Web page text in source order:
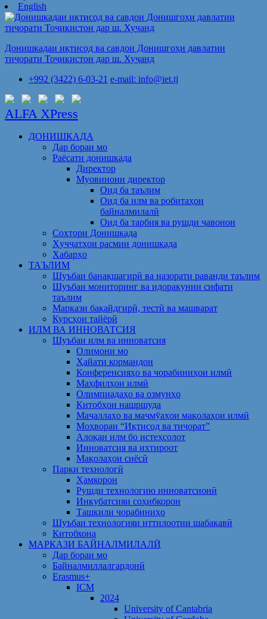
English
Донишкадаи иқтисод ва савдои Донишгоҳи давлатии
тиҷорати Тоҷикистон дар ш. Хуҷанд
+992 (3422) 6-03-21 e-mail: info@iet.tj
ALFA XPress
ДОНИШКАДА
Дар бораи мо
Раёсати донишкада
Директор
Муовинони директор
Оид ба таълим
Оид ба илм ва робитаҳои
байналмилалӣ
Оид ба тарбия ва рушди ҷавонон
Сохтори Донишкада
Ҳуҷҷатҳои расмии донишкада
Хабарҳо
ТАЪЛИМ
Шуъбаи банақшагирӣ ва назорати раванди таълим
Шуъбаи мониторинг ва идоракунии сифати
таълим
Маркази бақайдгирӣ, тестӣ ва машварат
Курсҳои тайёрӣ
ИЛМ ВА ИННОВАТСИЯ
Шуъбаи илм ва инноватсия
Олимони мо
Ҳайати кормандон
Конференсияҳо ва чорабиниҳои илмӣ
Маҳфилҳои илмӣ
Олимпиадаҳо ва озмунҳо
Китобҳои нашршуда
Маҷаллаҳо ва маҷмӯаҳои мақолаҳои илмӣ
Моҳвораи “Иқтисод ва тиҷорат”
Алоқаи илм бо истеҳсолот
Инноватсия ва ихтироот
Мақолаҳои сиёсӣ
Парки технологӣ
Ҳамкорон
Рушди технологию инноватсионӣ
Инкубатсияи соҳибкорон
Ташкили чорабиниҳо
Шуъбаи технологияи иттилоотии шабакавӣ
Китобхона
МАРКАЗИ БАЙНАЛМИЛАЛӢ
Дар бораи мо
Байналмиллалгардонӣ
Erasmus+
ICM
2024
University of Cantabria